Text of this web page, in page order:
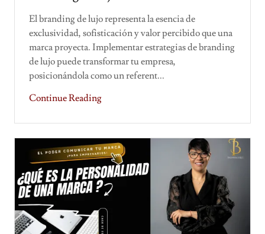
El branding de lujo representa la esencia de
exclusividad, sofisticación y valor percibido que una
marca proyecta. Implementar estrategias de branding
de lujo puede transformar tu empresa,
posicionándola como un referent...
Continue Reading